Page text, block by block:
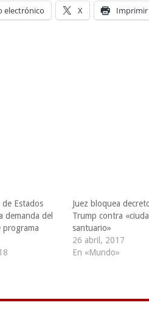
electrónico X Imprimir
Estados
demanda del
programa
Juez bloquea
Trump contra
santuario»
26 abril, 2017
En «Mundo»